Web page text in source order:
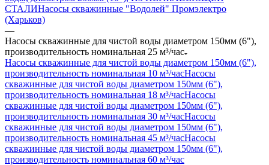
СТАЛИНасосы скважинные "Водолей" Промэлектро
(Харьков)
—
Насосы скважинные для чистой воды диаметром 150мм (6"),
производительность номинальная 25 м³/час
Насосы скважинные для чистой воды диаметром 150мм (6"),
производительность номинальная 10 м³/часНасосы
скважинные для чистой воды диаметром 150мм (6"),
производительность номинальная 18 м³/часНасосы
скважинные для чистой воды диаметром 150мм (6"),
производительность номинальная 30 м³/часНасосы
скважинные для чистой воды диаметром 150мм (6"),
производительность номинальная 45 м³/часНасосы
скважинные для чистой воды диаметром 150мм (6"),
производительность номинальная 60 м³/час